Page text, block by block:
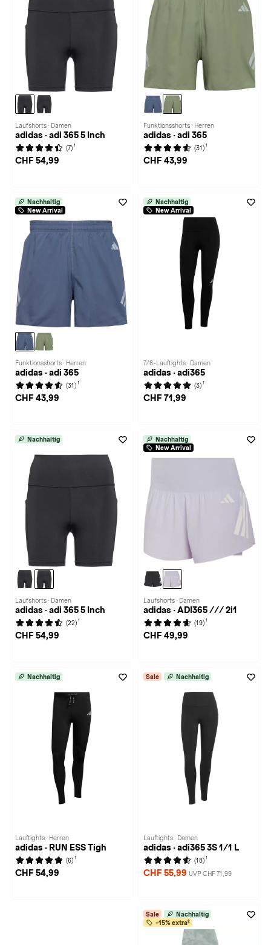
Laufshorts · Damen
adidas · adi 365 5 Inch
(7) 1
CHF 54,99
Funktionsshorts · Herren
adidas · adi 365
(31) 1
CHF 43,99
Nachhaltig
New Arrival
Funktionsshorts · Herren
adidas · adi 365
(31) 1
CHF 43,99
Nachhaltig
New Arrival
7/8-Lauftights · Damen
adidas · adi365
(3) 1
CHF 71,99
Nachhaltig
Laufshorts · Damen
adidas · adi 365 5 Inch
(22) 1
CHF 54,99
Nachhaltig
New Arrival
Laufshorts · Damen
adidas · ADI365 /// 2i1
(19) 1
CHF 49,99
Nachhaltig
Lauftights · Herren
adidas · RUN ESS Tigh
(6) 1
CHF 54,99
Sale Nachhaltig
Lauftights · Damen
adidas · adi365 3S 1/1 L
(18) 1
CHF 55,99 UVP CHF 71,99
Sale
Nachhaltig
-15% extra²